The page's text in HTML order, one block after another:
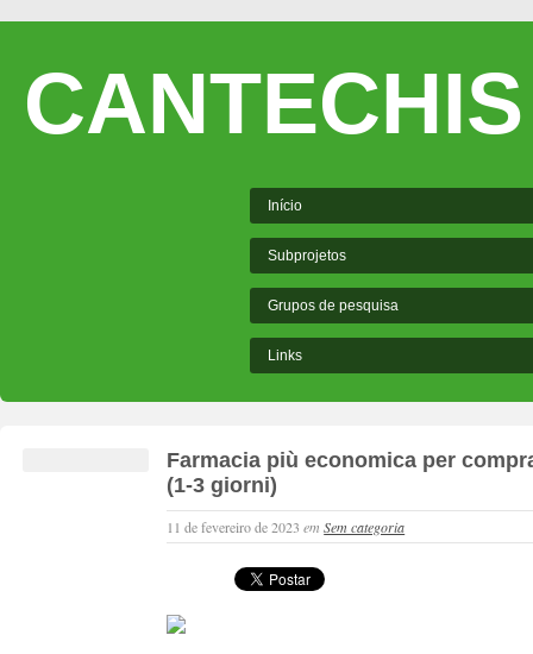
CANTECHIS
Início
Subprojetos
Grupos de pesquisa
Links
Farmacia più economica per
(1-3 giorni)
11 de fevereiro de 2023emSem categoria